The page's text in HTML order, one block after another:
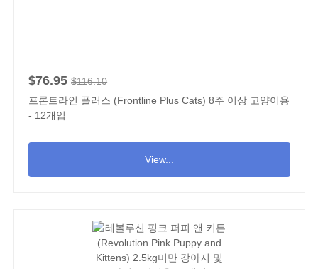
$76.95 $116.10
프론트라인 플러스 (Frontline Plus Cats) 8주 이상 고양이용
- 12개입
View...